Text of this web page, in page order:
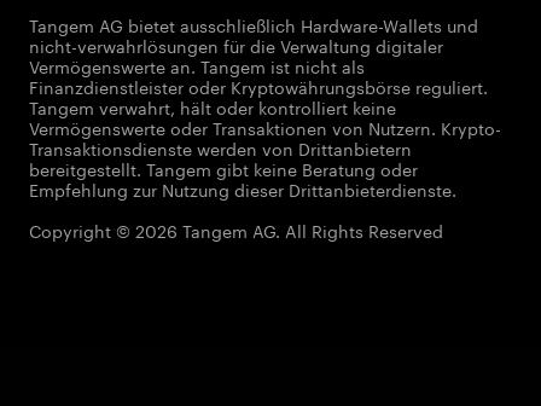
Tangem AG bietet ausschließlich Hardware-Wallets und
nicht-verwahrlösungen für die Verwaltung digitaler
Vermögenswerte an. Tangem ist nicht als
Finanzdienstleister oder Kryptowährungsbörse reguliert.
Tangem verwahrt, hält oder kontrolliert keine
Vermögenswerte oder Transaktionen von Nutzern. Krypto-
Transaktionsdienste werden von Drittanbietern
bereitgestellt. Tangem gibt keine Beratung oder
Empfehlung zur Nutzung dieser Drittanbieterdienste.